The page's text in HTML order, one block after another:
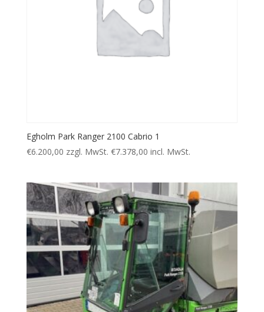
Egholm Park Ranger 2100 Cabrio 1
€6.200,00 zzgl. MwSt. €7.378,00 incl. MwSt.